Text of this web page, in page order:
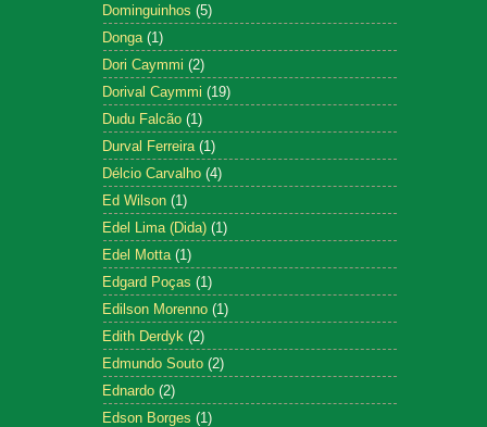
Dominguinhos (5)
Donga (1)
Dori Caymmi (2)
Dorival Caymmi (19)
Dudu Falcão (1)
Durval Ferreira (1)
Délcio Carvalho (4)
Ed Wilson (1)
Edel Lima (Dida) (1)
Edel Motta (1)
Edgard Poças (1)
Edilson Morenno (1)
Edith Derdyk (2)
Edmundo Souto (2)
Ednardo (2)
Edson Borges (1)